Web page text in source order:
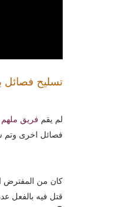
تسليح فصائل
لم يقم فريق
فصائل اخرى
كان من المفترض
قتل فيه بالفعل